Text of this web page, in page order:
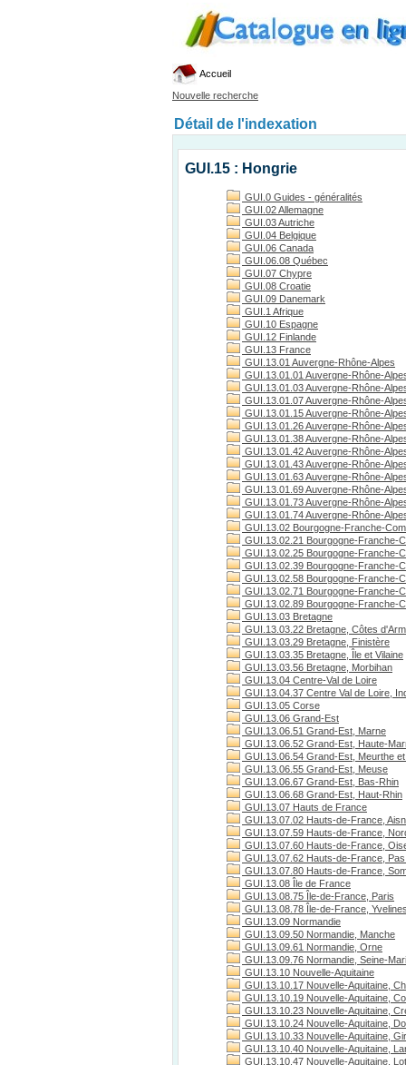
Accueil
Nouvelle recherche
Détail de l'indexation
GUI.15 : Hongrie
GUI.0 Guides - généralités
GUI.02 Allemagne
GUI.03 Autriche
GUI.04 Belgique
GUI.06 Canada
GUI.06.08 Québec
GUI.07 Chypre
GUI.08 Croatie
GUI.09 Danemark
GUI.1 Afrique
GUI.10 Espagne
GUI.12 Finlande
GUI.13 France
GUI.13.01 Auvergne-Rhône-Alpes
GUI.13.01.01 Auvergne-Rhône-
GUI.13.01.03 Auvergne-Rhône-
GUI.13.01.07 Auvergne-Rhône-
GUI.13.01.15 Auvergne-Rhône-
GUI.13.01.26 Auvergne-Rhône-
GUI.13.01.38 Auvergne-Rhône-
GUI.13.01.42 Auvergne-Rhône-
GUI.13.01.43 Auvergne-Rhône-
GUI.13.01.63 Auvergne-Rhône-
GUI.13.01.69 Auvergne-Rhône-
GUI.13.01.73 Auvergne-Rhône-
GUI.13.01.74 Auvergne-Rhône-
GUI.13.02 Bourgogne-Franche-
GUI.13.02.21 Bourgogne-Franche-
GUI.13.02.25 Bourgogne-Franche-
GUI.13.02.39 Bourgogne-Franche-
GUI.13.02.58 Bourgogne-Franche-
GUI.13.02.71 Bourgogne-Franche-
GUI.13.02.89 Bourgogne-Franche-
GUI.13.03 Bretagne
GUI.13.03.22 Bretagne, Côtes
GUI.13.03.29 Bretagne, Finistère
GUI.13.03.35 Bretagne, Île et Vilaine
GUI.13.03.56 Bretagne, Morbihan
GUI.13.04 Centre-Val de Loire
GUI.13.04.37 Centre Val de Loire,
GUI.13.05 Corse
GUI.13.06 Grand-Est
GUI.13.06.51 Grand-Est, Marne
GUI.13.06.52 Grand-Est, Haute-
GUI.13.06.54 Grand-Est, Meurthe
GUI.13.06.55 Grand-Est, Meuse
GUI.13.06.67 Grand-Est, Bas-Rhin
GUI.13.06.68 Grand-Est, Haut-Rhin
GUI.13.07 Hauts de France
GUI.13.07.02 Hauts-de-France,
GUI.13.07.59 Hauts-de-France,
GUI.13.07.60 Hauts-de-France,
GUI.13.07.62 Hauts-de-France,
GUI.13.07.80 Hauts-de-France,
GUI.13.08 Île de France
GUI.13.08.75 Île-de-France, Paris
GUI.13.08.78 Île-de-France,
GUI.13.09 Normandie
GUI.13.09.50 Normandie, Manche
GUI.13.09.61 Normandie, Orne
GUI.13.09.76 Normandie, Seine-
GUI.13.10 Nouvelle-Aquitaine
GUI.13.10.17 Nouvelle-Aquitaine,
GUI.13.10.19 Nouvelle-Aquitaine,
GUI.13.10.23 Nouvelle-Aquitaine,
GUI.13.10.24 Nouvelle-Aquitaine,
GUI.13.10.33 Nouvelle-Aquitaine,
GUI.13.10.40 Nouvelle-Aquitaine,
GUI.13.10.47 Nouvelle-Aquitaine,